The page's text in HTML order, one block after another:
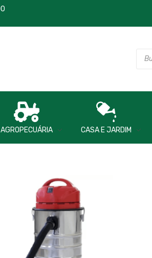
AGROPECUÁRIA CASA E JARDIM